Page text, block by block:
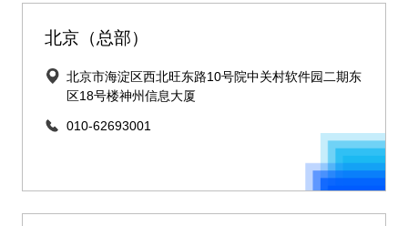
北京（总部）
北京市海淀区西北旺东路10号院中关村软件园二期东
区18号楼神州信息大厦
010-62693001